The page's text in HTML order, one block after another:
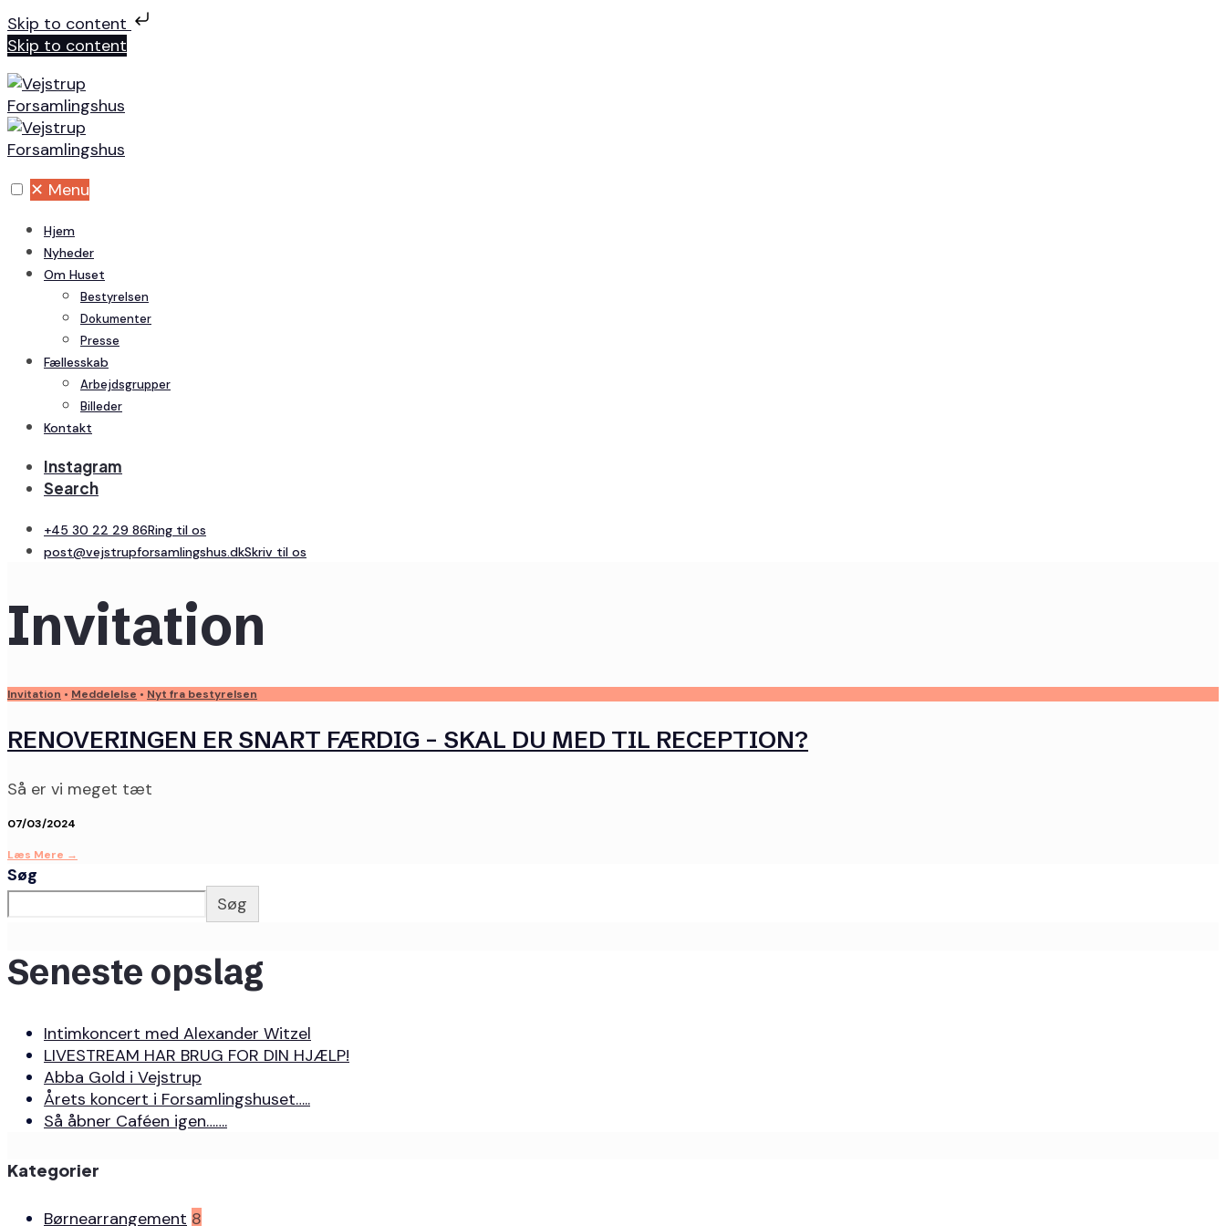
Skip to content
Skip to content
✕ Menu
Hjem
Nyheder
Om Huset
Bestyrelsen
Dokumenter
Presse
Fællesskab
Arbejdsgrupper
Billeder
Kontakt
Instagram
Search
+45 30 22 29 86Ring til os
post@vejstrupforsamlingshus.dkSkriv til os
Invitation
Invitation • Meddelelse • Nyt fra bestyrelsen
RENOVERINGEN ER SNART FÆRDIG – SKAL DU MED TIL RECEPTION?
Så er vi meget tæt
07/03/2024
Læs Mere →
Søg
Søg
Seneste opslag
Intimkoncert med Alexander Witzel
LIVESTREAM HAR BRUG FOR DIN HJÆLP!
Abba Gold i Vejstrup
Årets koncert i Forsamlingshuset…..
Så åbner Caféen igen…….
Kategorier
Børnearrangement 8